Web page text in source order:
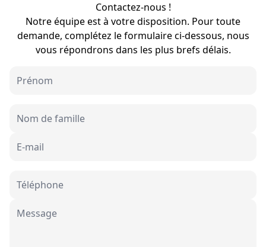
Contactez-nous !
Notre équipe est à votre disposition. Pour toute
demande, complétez le formulaire ci-dessous, nous
vous répondrons dans les plus brefs délais.